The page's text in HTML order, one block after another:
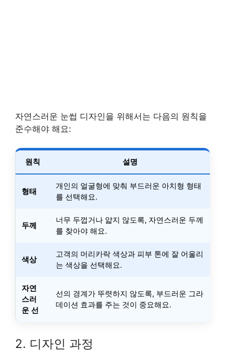
자연스러운 눈썹 디자인을 위해서는 다음의 원칙을
준수해야 해요:
원칙 설명
형태
개인의 얼굴형에 맞춰 부드러운 아치형 형태
를 선택해요.
두께
너무 두껍거나 얇지 않도록, 자연스러운 두께
를 찾아야 해요.
색상
고객의 머리카락 색상과 피부 톤에 잘 어울리
는 색상을 선택해요.
자연
스러
운 선
선의 경계가 뚜렷하지 않도록, 부드러운 그라
데이션 효과를 주는 것이 중요해요.
2. 디자인 과정